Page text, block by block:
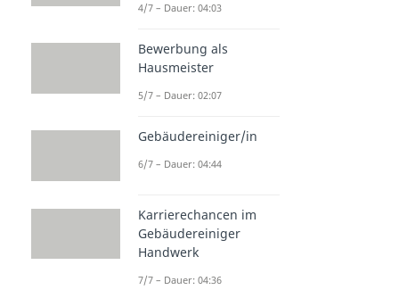
4/7 – Dauer: 04:03
Bewerbung als
Hausmeister
5/7 – Dauer: 02:07
Gebäudereiniger/in
6/7 – Dauer: 04:44
Karrierechancen im
Gebäudereiniger
Handwerk
7/7 – Dauer: 04:36